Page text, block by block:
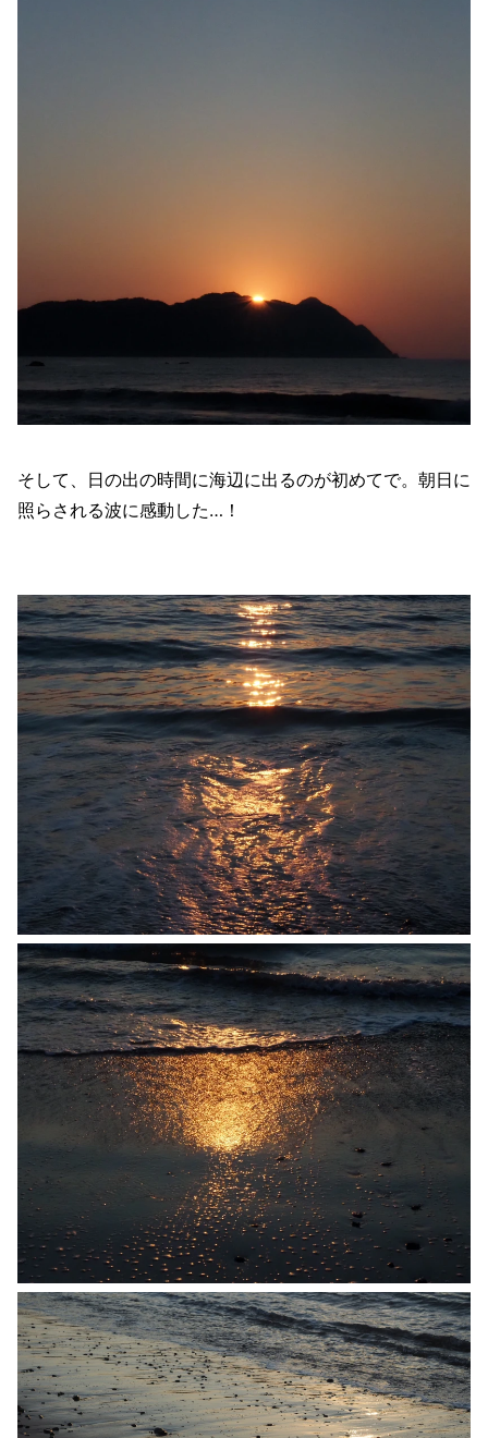
そして、日の出の時間に海辺に出るのが初めてで。朝日に
照らされる波に感動した…！